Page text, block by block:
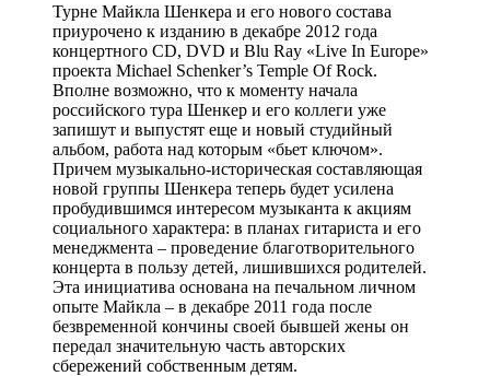
Турне Майкла Шенкера и его нового состава
приурочено к изданию в декабре 2012 года
концертного CD, DVD и Blu Ray «Live In Europe»
проекта Michael Schenker’s Temple Of Rock.
Вполне возможно, что к моменту начала
российского тура Шенкер и его коллеги уже
запишут и выпустят еще и новый студийный
альбом, работа над которым «бьет ключом».
Причем музыкально-историческая составляющая
новой группы Шенкера теперь будет усилена
пробудившимся интересом музыканта к акциям
социального характера: в планах гитариста и его
менеджмента – проведение благотворительного
концерта в пользу детей, лишившихся родителей.
Эта инициатива основана на печальном личном
опыте Майкла – в декабре 2011 года после
безвременной кончины своей бывшей жены он
передал значительную часть авторских
сбережений собственным детям.